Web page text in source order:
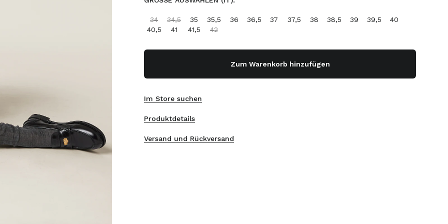
34 34,5 35 35,5 36 36,5 37 37,5 38 38,5 39 39,5
40
40,5
41 41,5 42
Zum Warenkorb hinzufügen
Im Store suchen
Produktdetails
Versand und Rückversand